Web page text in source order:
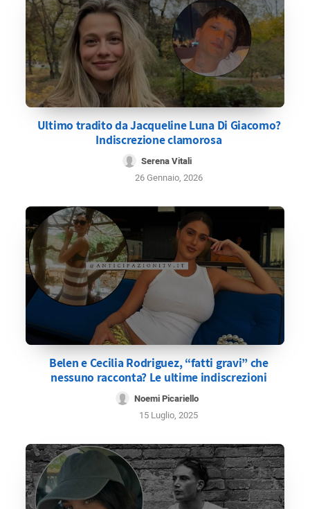
Ultimo tradito da Jacqueline Luna Di Giacomo?
Indiscrezione clamorosa
Serena Vitali
26 Gennaio, 2026
Belen e Cecilia Rodriguez, “fatti gravi” che
nessuno racconta? Le ultime indiscrezioni
Noemi Picariello
15 Luglio, 2025